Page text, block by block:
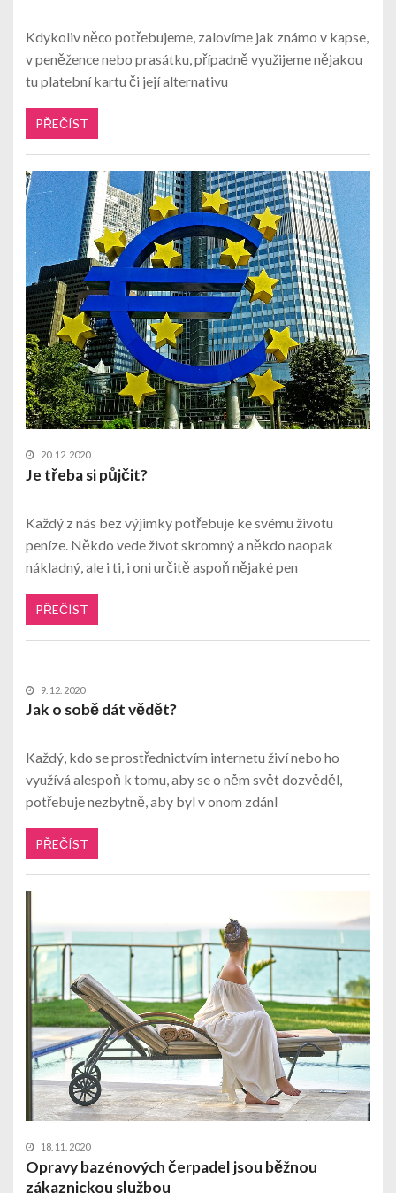
Kdykoliv něco potřebujeme, zalovíme jak známo v kapse,
v peněžence nebo prasátku, případně využijeme nějakou
tu platební kartu či její alternativu
PŘEČÍST
20. 12. 2020
Je třeba si půjčit?
Každý z nás bez výjimky potřebuje ke svému životu
peníze. Někdo vede život skromný a někdo naopak
nákladný, ale i ti, i oni určitě aspoň nějaké pen
PŘEČÍST
9. 12. 2020
Jak o sobě dát vědět?
Každý, kdo se prostřednictvím internetu živí nebo ho
využívá alespoň k tomu, aby se o něm svět dozvěděl,
potřebuje nezbytně, aby byl v onom zdánl
PŘEČÍST
18. 11. 2020
Opravy bazénových čerpadel jsou běžnou
zákaznickou službou